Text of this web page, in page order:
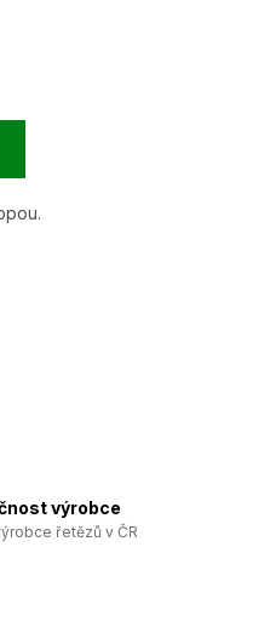
výrobce
řetězů v ČR